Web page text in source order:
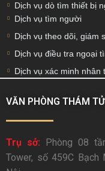
Dịch vụ dò tìm thiết bị
Dịch vụ tìm người
Dịch vụ theo dõi, giám
Dịch vụ điều tra ngoại
Dịch vụ xác minh nhân
VĂN PHÒNG THÁM
Trụ sở: Phòng 08
Tower, số 459C Bạch